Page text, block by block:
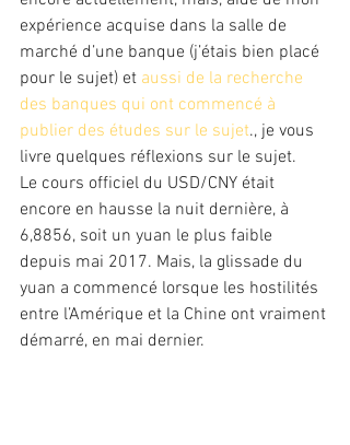
expérience acquise dans la salle de
marché d’une banque (j’étais bien placé
pour le sujet) et aussi de la recherche
des banques qui ont commencé à
publier des études sur le sujet., je vous
livre quelques réflexions sur le sujet.
Le cours officiel du USD/CNY était
encore en hausse la nuit dernière, à
6,8856, soit un yuan le plus faible
depuis mai 2017. Mais, la glissade du
yuan a commencé lorsque les hostilités
entre l’Amérique et la Chine ont vraiment
démarré, en mai dernier.